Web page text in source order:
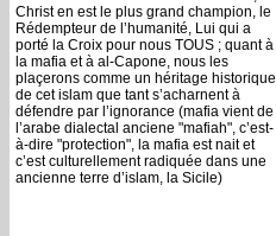
Christ en est le plus grand champion, le
Rédempteur de l’humanité, Lui qui a
porté la Croix pour nous TOUS ; quant à
la mafia et à al-Capone, nous les
plaçerons comme un héritage historique
de cet islam que tant s’acharnent à
défendre par l’ignorance (mafia vient de
l’arabe dialectal anciene "mafiah", c’est-
à-dire "protection", la mafia est nait et
c’est culturellement radiquée dans une
ancienne terre d’islam, la Sicile)